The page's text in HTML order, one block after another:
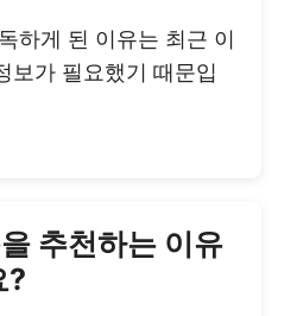
하게 된 이유는 최근 이
보가 필요했기 때문입
추천하는 이유
?